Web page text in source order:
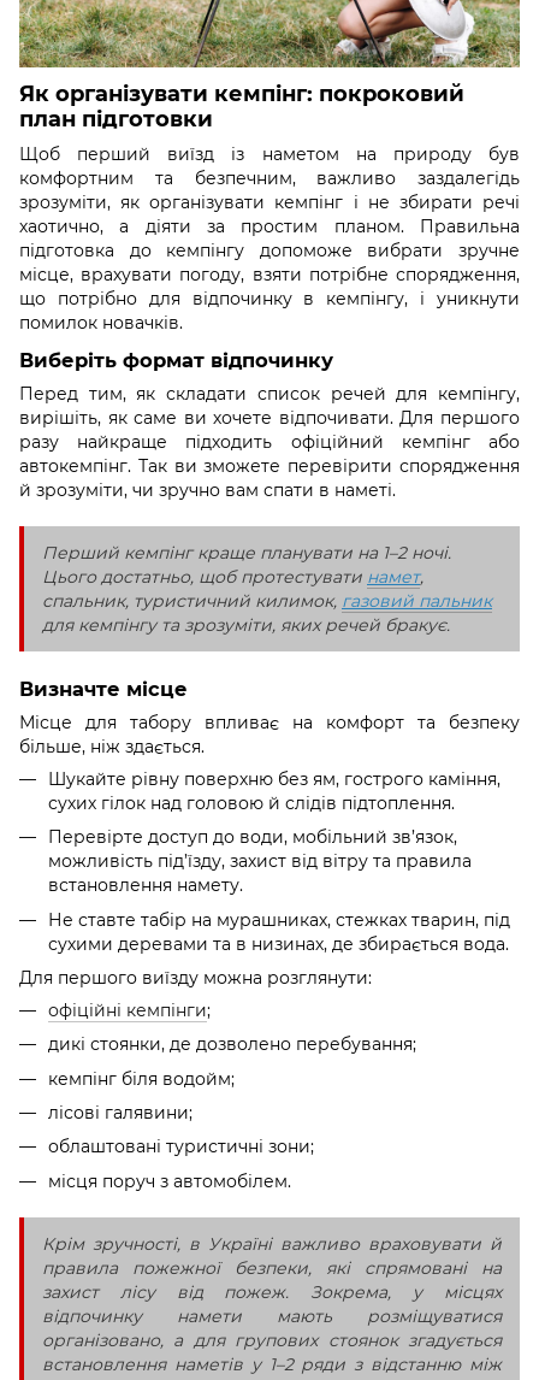
Як організувати кемпінг: покроковий
план підготовки
Щоб перший виїзд із наметом на природу був
комфортним та безпечним, важливо заздалегідь
зрозуміти, як організувати кемпінг і не збирати речі
хаотично, а діяти за простим планом. Правильна
підготовка до кемпінгу допоможе вибрати зручне
місце, врахувати погоду, взяти потрібне спорядження,
що потрібно для відпочинку в кемпінгу, і уникнути
помилок новачків.
Виберіть формат відпочинку
Перед тим, як складати список речей для кемпінгу,
вирішіть, як саме ви хочете відпочивати. Для першого
разу найкраще підходить офіційний кемпінг або
автокемпінг. Так ви зможете перевірити спорядження
й зрозуміти, чи зручно вам спати в наметі.
Перший кемпінг краще планувати на 1–2 ночі.
Цього достатньо, щоб протестувати намет,
спальник, туристичний килимок, газовий пальник
для кемпінгу та зрозуміти, яких речей бракує.
Визначте місце
Місце для табору впливає на комфорт та безпеку
більше, ніж здається.
Шукайте рівну поверхню без ям, гострого каміння,
сухих гілок над головою й слідів підтоплення.
Перевірте доступ до води, мобільний зв’язок,
можливість під’їзду, захист від вітру та правила
встановлення намету.
Не ставте табір на мурашниках, стежках тварин, під
сухими деревами та в низинах, де збирається вода.
Для першого виїзду можна розглянути:
офіційні кемпінги;
дикі стоянки, де дозволено перебування;
кемпінг біля водойм;
лісові галявини;
облаштовані туристичні зони;
місця поруч з автомобілем.
Крім зручності, в Україні важливо враховувати й
правила пожежної безпеки, які спрямовані на
захист лісу від пожеж. Зокрема, у місцях
відпочинку намети мають розміщуватися
організовано, а для групових стоянок згадується
встановлення наметів у 1–2 ряди з відстанню між